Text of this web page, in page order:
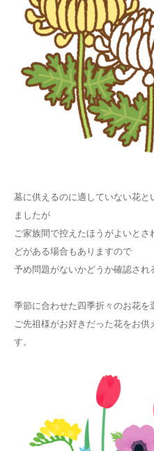
墓に供えるのに適していない花と
ましたが
ご家族間で控えたほうがよいと
どがある場合もありますので
予め問題がないかどうか確認され
季節に合わせた四季折々のお花を
ご先祖様がお好きだった花をお供
す。